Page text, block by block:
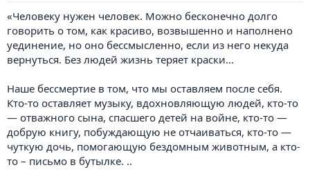
«Человеку нужен человек. Можно бесконечно долго
говорить о том, как красиво, возвышенно и наполнено
уединение, но оно бессмысленно, если из него некуда
вернуться. Без людей жизнь теряет краски...
Наше бессмертие в том, что мы оставляем после себя.
Кто-то оставляет музыку, вдохновляющую людей, кто-то
— отважного сына, спасшего детей на войне, кто-то —
добрую книгу, побуждающую не отчаиваться, кто-то —
чуткую дочь, помогающую бездомным животным, а кто-
то – письмо в бутылке. ..